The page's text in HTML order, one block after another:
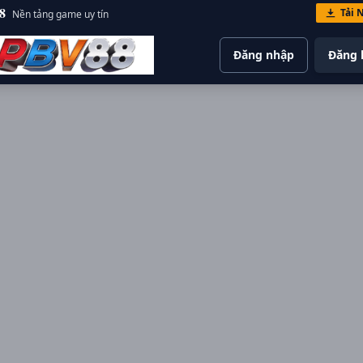
Nền tảng game uy tín Tải
Đăng nhập Đăng